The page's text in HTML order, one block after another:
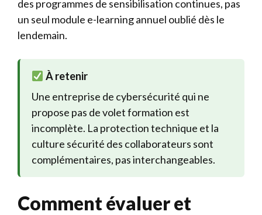
des programmes de sensibilisation continues, pas
un seul module e-learning annuel oublié dès le
lendemain.
À retenir
Une entreprise de cybersécurité qui ne
propose pas de volet formation est
incomplète. La protection technique et la
culture sécurité des collaborateurs sont
complémentaires, pas interchangeables.
Comment évaluer et